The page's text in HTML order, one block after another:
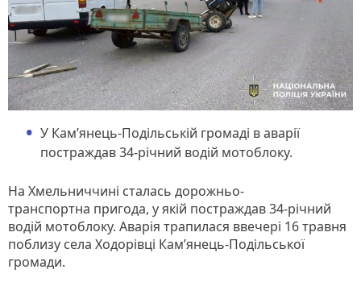
У Камʼянець-Подільській громаді в аварії
постраждав 34-річний водій мотоблоку.
На Хмельниччині сталась дорожньо-
транспортна пригода, у якій постраждав 34-річний
водій мотоблоку. Аварія трапилася ввечері 16 травня
поблизу села Ходорівці Камʼянець-Подільської
громади.